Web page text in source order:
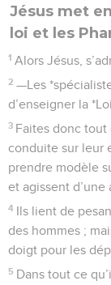
Jésus met
loi et les
1 Alors Jésus,
2 —Les
d’enseigner la
3 Faites donc tout
conduite sur leur
prendre modèle
et agissent d’une
4 Ils lient de
des hommes ;
doigt pour les
5 Dans tout ce